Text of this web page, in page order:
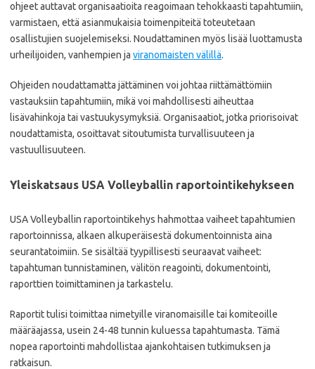
ohjeet auttavat organisaatioita reagoimaan tehokkaasti tapahtumiin,
varmistaen, että asianmukaisia toimenpiteitä toteutetaan
osallistujien suojelemiseksi. Noudattaminen myös lisää luottamusta
urheilijoiden, vanhempien ja viranomaisten välillä.
Ohjeiden noudattamatta jättäminen voi johtaa riittämättömiin
vastauksiin tapahtumiin, mikä voi mahdollisesti aiheuttaa
lisävahinkoja tai vastuukysymyksiä. Organisaatiot, jotka priorisoivat
noudattamista, osoittavat sitoutumista turvallisuuteen ja
vastuullisuuteen.
Yleiskatsaus USA Volleyballin raportointikehykseen
USA Volleyballin raportointikehys hahmottaa vaiheet tapahtumien
raportoinnissa, alkaen alkuperäisestä dokumentoinnista aina
seurantatoimiin. Se sisältää tyypillisesti seuraavat vaiheet:
tapahtuman tunnistaminen, välitön reagointi, dokumentointi,
raporttien toimittaminen ja tarkastelu.
Raportit tulisi toimittaa nimetyille viranomaisille tai komiteoille
määräajassa, usein 24-48 tunnin kuluessa tapahtumasta. Tämä
nopea raportointi mahdollistaa ajankohtaisen tutkimuksen ja
ratkaisun.